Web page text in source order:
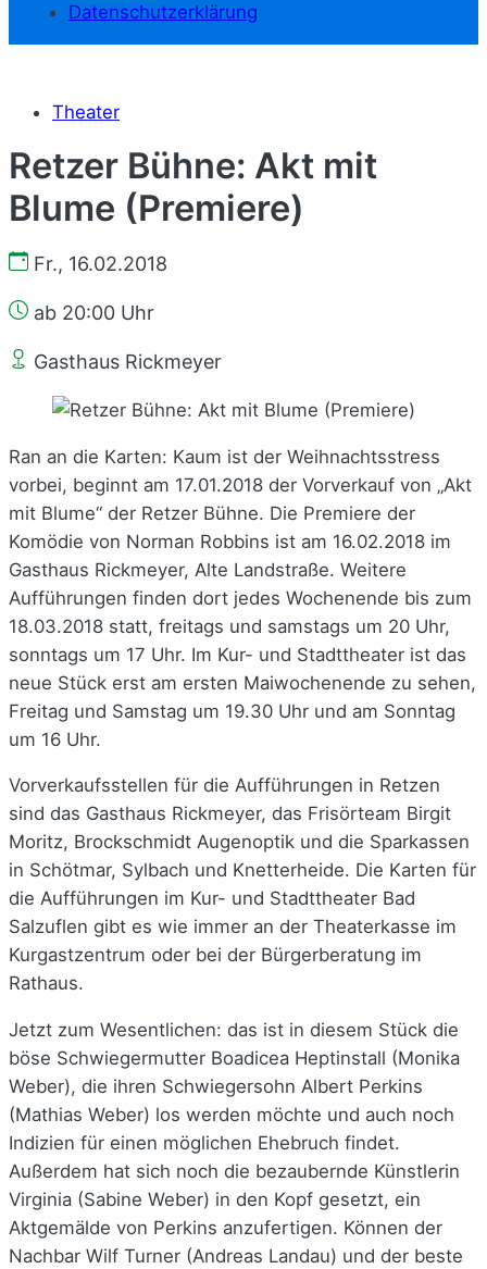
Datenschutzerklärung
Theater
Retzer Bühne: Akt mit
Blume (Premiere)
Fr., 16.02.2018
ab 20:00 Uhr
Gasthaus Rickmeyer
Ran an die Karten: Kaum ist der Weihnachtsstress
vorbei, beginnt am 17.01.2018 der Vorverkauf von „Akt
mit Blume“ der Retzer Bühne. Die Premiere der
Komödie von Norman Robbins ist am 16.02.2018 im
Gasthaus Rickmeyer, Alte Landstraße. Weitere
Aufführungen finden dort jedes Wochenende bis zum
18.03.2018 statt, freitags und samstags um 20 Uhr,
sonntags um 17 Uhr. Im Kur- und Stadttheater ist das
neue Stück erst am ersten Maiwochenende zu sehen,
Freitag und Samstag um 19.30 Uhr und am Sonntag
um 16 Uhr.
Vorverkaufsstellen für die Aufführungen in Retzen
sind das Gasthaus Rickmeyer, das Frisörteam Birgit
Moritz, Brockschmidt Augenoptik und die Sparkassen
in Schötmar, Sylbach und Knetterheide. Die Karten für
die Aufführungen im Kur- und Stadttheater Bad
Salzuflen gibt es wie immer an der Theaterkasse im
Kurgastzentrum oder bei der Bürgerberatung im
Rathaus.
Jetzt zum Wesentlichen: das ist in diesem Stück die
böse Schwiegermutter Boadicea Heptinstall (Monika
Weber), die ihren Schwiegersohn Albert Perkins
(Mathias Weber) los werden möchte und auch noch
Indizien für einen möglichen Ehebruch findet.
Außerdem hat sich noch die bezaubernde Künstlerin
Virginia (Sabine Weber) in den Kopf gesetzt, ein
Aktgemälde von Perkins anzufertigen. Können der
Nachbar Wilf Turner (Andreas Landau) und der beste